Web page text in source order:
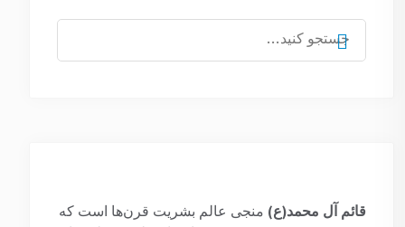
برای:
قائم آل محمد(ع) منجی عالم بشریت قرن‌ها است که